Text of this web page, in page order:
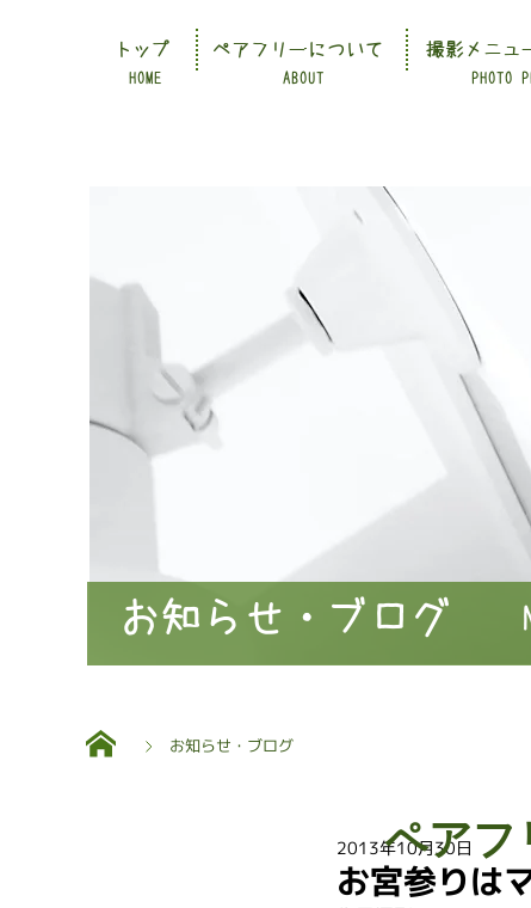
HOME ABOUT PHOTO
トップ ペアフリーについて 撮影メニュ
お知らせ・ブログ
お知らせ・ブログ
お宮参りは
2013年10月30日
ペアフ